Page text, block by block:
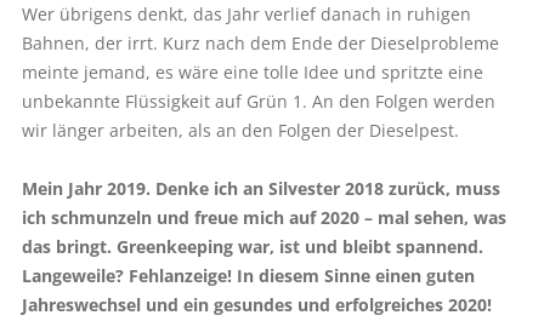
Wer übrigens denkt, das Jahr verlief danach in ruhigen
Bahnen, der irrt. Kurz nach dem Ende der Dieselprobleme
meinte jemand, es wäre eine tolle Idee und spritzte eine
unbekannte Flüssigkeit auf Grün 1. An den Folgen werden
wir länger arbeiten, als an den Folgen der Dieselpest.
Mein Jahr 2019. Denke ich an Silvester 2018 zurück, muss
ich schmunzeln und freue mich auf 2020 – mal sehen, was
das bringt. Greenkeeping war, ist und bleibt spannend.
Langeweile? Fehlanzeige! In diesem Sinne einen guten
Jahreswechsel und ein gesundes und erfolgreiches 2020!